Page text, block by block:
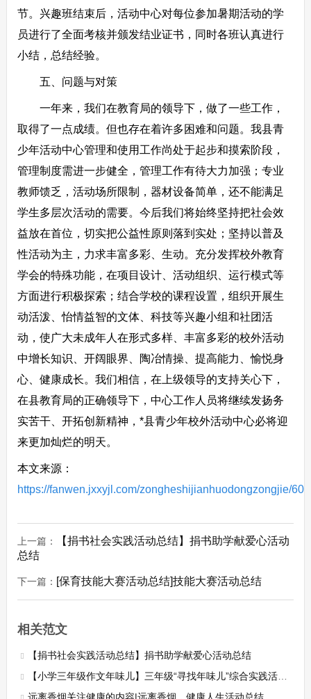
节。兴趣班结束后，活动中心对每位参加暑期活动的学
员进行了全面考核并颁发结业证书，同时各班认真进行
小结，总结经验。
五、问题与对策
一年来，我们在教育局的领导下，做了一些工作，
取得了一点成绩。但也存在着许多困难和问题。我县青
少年活动中心管理和使用工作尚处于起步和摸索阶段，
管理制度需进一步健全，管理工作有待大力加强；专业
教师馈乏，活动场所限制，器材设备简单，还不能满足
学生多层次活动的需要。今后我们将始终坚持把社会效
益放在首位，切实把公益性原则落到实处；坚持以普及
性活动为主，力求丰富多彩、生动。充分发挥校外教育
学会的特殊功能，在项目设计、活动组织、运行模式等
方面进行积极探索；结合学校的课程设置，组织开展生
动活泼、怡情益智的文体、科技等兴趣小组和社团活
动，使广大未成年人在形式多样、丰富多彩的校外活动
中增长知识、开阔眼界、陶冶情操、提高能力、愉悦身
心、健康成长。我们相信，在上级领导的支持关心下，
在县教育局的正确领导下，中心工作人员将继续发扬务
实苦干、开拓创新精神，*县青少年校外活动中心必将迎
来更加灿烂的明天。
本文来源：
https://fanwen.jxxyjl.com/zongheshijianhuodongzongjie/
上一篇：
【捐书社会实践活动总结】捐书助学献爱心活动
总结
下一篇： [保育技能大赛活动总结]技能大赛活动总结
相关范文
【捐书社会实践活动总结】捐书助学献爱心活动总结
【小学三年级作文年味儿】三年级“寻找年味儿”综合实践活动总结